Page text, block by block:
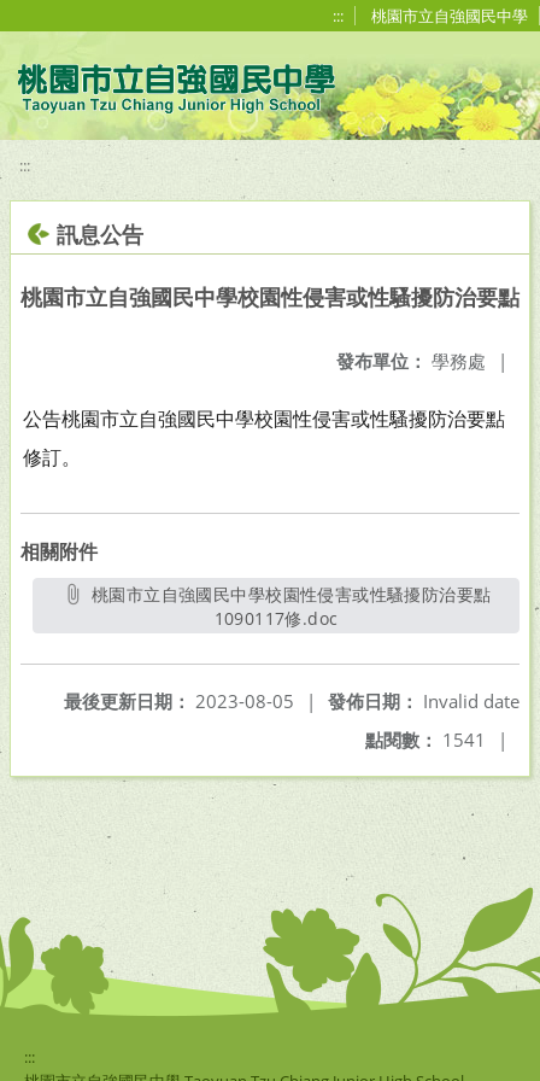
::: 桃園市立自強國民中學
:::
訊息公告
桃園市立自強國民中學校園性侵害或性騷擾防治要點
發布單位： 學務處 |
公告桃園市立自強國民中學校園性侵害或性騷擾防治要點
修訂。
相關附件
桃園市立自強國民中學校園性侵害或性騷擾防治要點
1090117修.doc
發佈日期： Invalid date
最後更新日期： 2023-08-05
|
點閱數： 1541 |
:::